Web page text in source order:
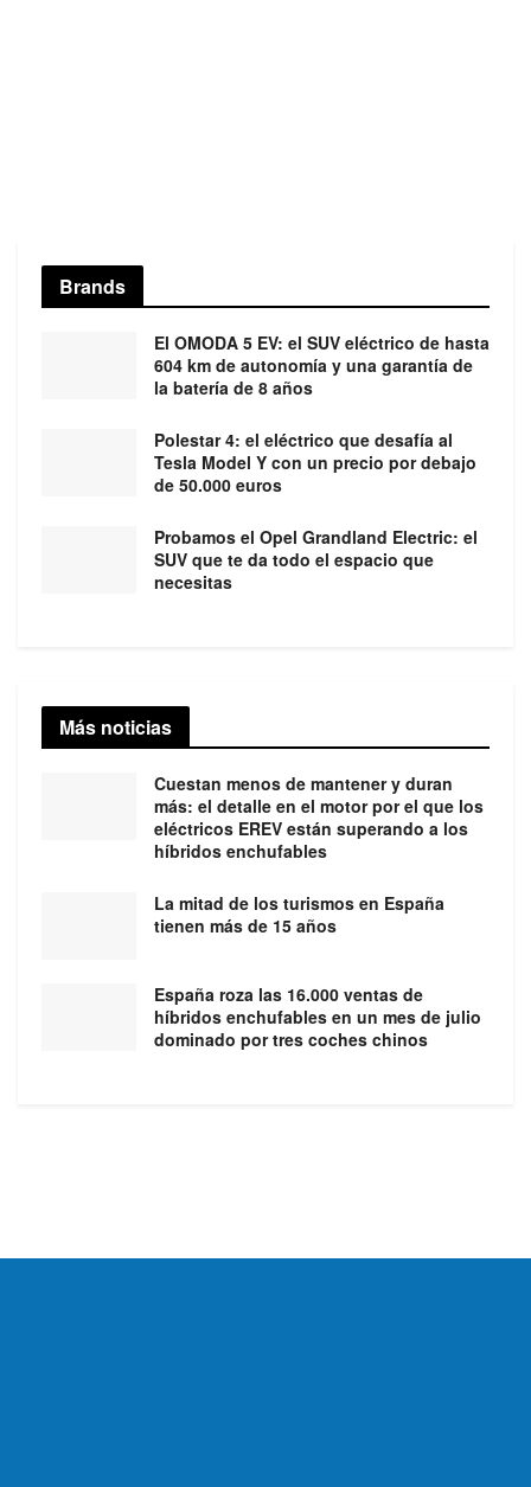
Brands
El OMODA 5 EV: el SUV eléctrico de hasta
604 km de autonomía y una garantía de
la batería de 8 años
Polestar 4: el eléctrico que desafía al
Tesla Model Y con un precio por debajo
de 50.000 euros
Probamos el Opel Grandland Electric: el
SUV que te da todo el espacio que
necesitas
Más noticias
Cuestan menos de mantener y duran
más: el detalle en el motor por el que los
eléctricos EREV están superando a los
híbridos enchufables
La mitad de los turismos en España
tienen más de 15 años
España roza las 16.000 ventas de
híbridos enchufables en un mes de julio
dominado por tres coches chinos